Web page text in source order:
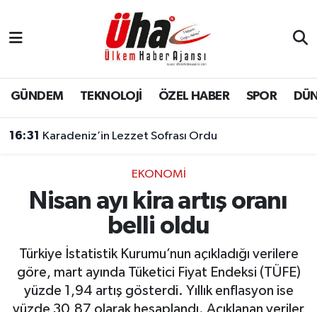
GÜNDEM TEKNOLOJİ ÖZEL HABER SPOR
16:31 Karadeniz’in Lezzet Sofrası Ordu
EKONOMİ
Nisan ayı kira artış oranı
belli oldu
Türkiye İstatistik Kurumu’nun açıkladığı verilere
göre, mart ayında Tüketici Fiyat Endeksi (TÜFE)
yüzde 1,94 artış gösterdi. Yıllık enflasyon ise
yüzde 30,87 olarak hesaplandı. Açıklanan veriler
İstanbul Nöbetçi Eczaneler
İstanbul Hava Durumu
Süper Lig Puan Durumu ve Fikstür
Tüm Manşetler
Son Dakika Haberleri
Haber Arşivi